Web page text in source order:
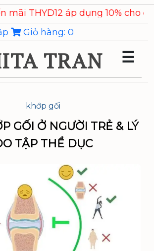
áp dụng 10% cho các sản
Giỏ hàng: 0
TRAN ☰
khớp gối
GỐI Ở NGƯỜI TRẺ & LÝ
TẬP THỂ DỤC